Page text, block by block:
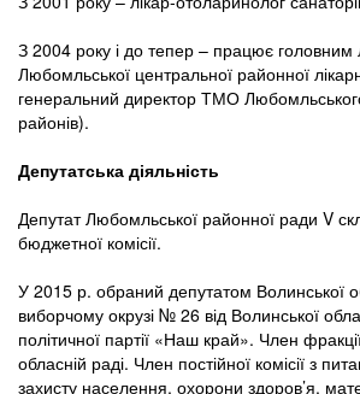
З 2004 року і до тепер – працює головним
Любомльської центральної районної
генеральний директор ТМО
районів).
Депутатська діяльність
Депутат Любомльської районної ради V
бюджетної комісії.
У 2015 р. обраний депутатом Волинської
виборчому окрузі № 26 від Волинської
політичної партії «Наш край». Член
обласній раді. Член постійної комісії з
захисту населення, охорони здоров’я,